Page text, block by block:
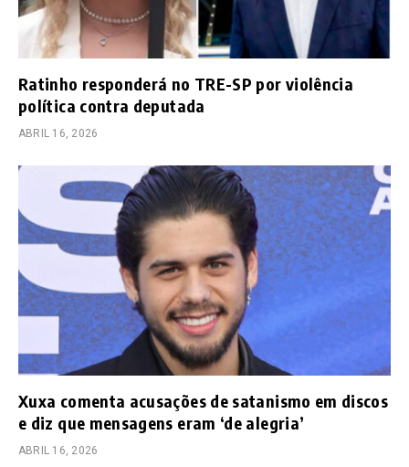
Ratinho responderá no TRE-SP por violência
política contra deputada
ABRIL 16, 2026
Xuxa comenta acusações de satanismo em discos
e diz que mensagens eram ‘de alegria’
ABRIL 16, 2026